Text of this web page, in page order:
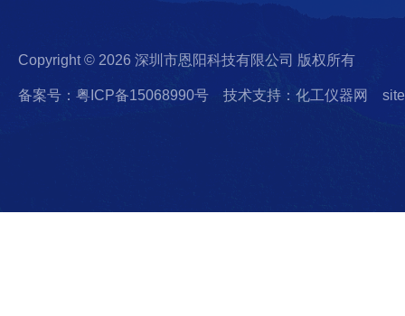
Copyright © 2026 深圳市恩阳科技有限公司 版权所有
备案号：粤ICP备15068990号 技术支持：化工仪器网